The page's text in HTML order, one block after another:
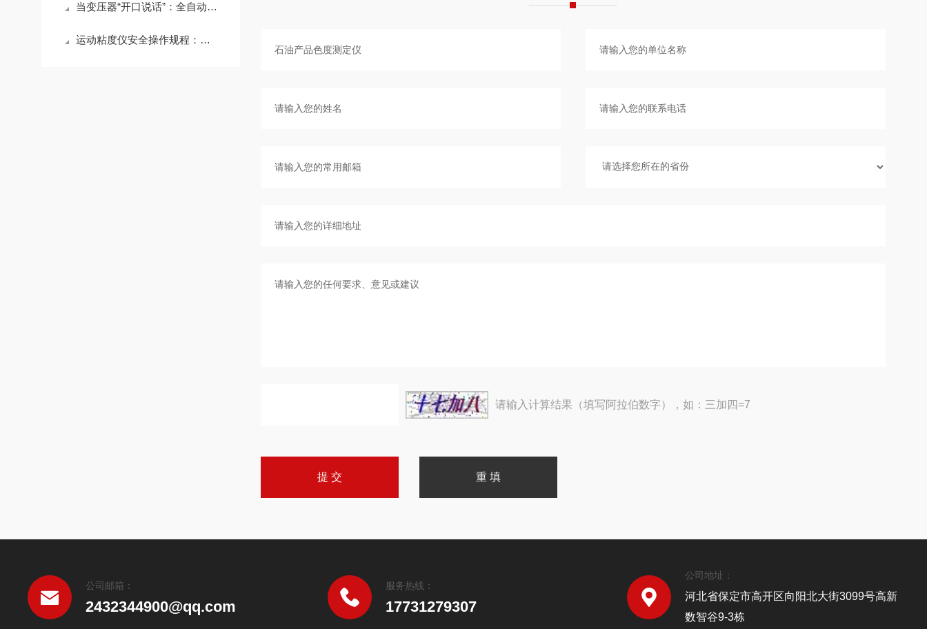
当变压器“开口说话”：全自动变比测试如何重塑电力运维逻辑
运动粘度仪安全操作规程：这几条疏忽了轻则损仪器重则出事故
请输入计算结果（填写阿拉伯数字），如：三加四=7
公司邮箱：
2432344900@qq.com
服务热线：
17731279307
公司地址：
河北省保定市高开区向阳北大街3099号高新
数智谷9-3栋